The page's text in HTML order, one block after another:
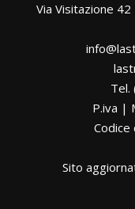
Via Visitazione
Tel.
P.iva |
Codice
Sito